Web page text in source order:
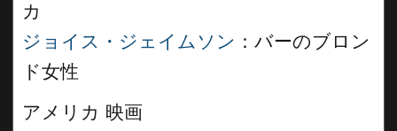
カ
ジョイス・ジェイムソン ：バーのブロン
ド女性
アメリカ 映画